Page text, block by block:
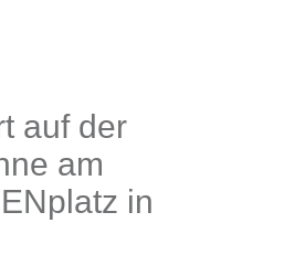
auf der
am
in